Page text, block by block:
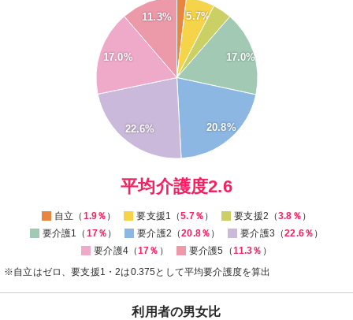
5.7%
17.0%
20.8%
22.6%
17.0%
11.3%
0
平均介護度2.6
自立（ 1.9％ ） 要支援1（5.7％ ） 要支援2（3.8％ ）
要介護1（ 17％ ） 要介護2（20.8％ ） 要介護3（22.6％ ）
要介護4（17％ ） 要介護5（11.3％ ）
※自立はゼロ、要支援1・2は0.375として平均要介護度を算出
利用者の男女比